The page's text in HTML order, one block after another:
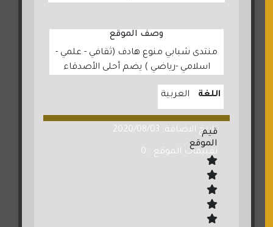
وصف الموقع
منتدى شبابي منوع هادف (ثقافي - علمي -
اسلامي -رياضي ) يضم أحلى الأصدقاء
اللغة العربية
تاريخ الاضافة: 2020/08/03
تقييمات الموقع : 0
قيم
الموقع